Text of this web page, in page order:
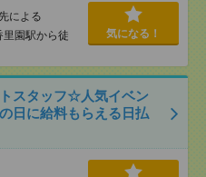
による
里園駅から徒
気になる！
スタッフ☆人気イベン
日に給料もらえる日払